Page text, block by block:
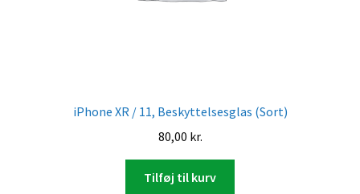
iPhone XR / 11, Beskyttelsesglas (Sort)
80,00 kr.
Tilføj til kurv